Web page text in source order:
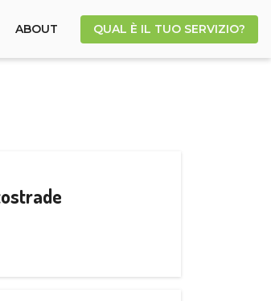
ABOUT QUAL È IL TUO SERVIZIO?